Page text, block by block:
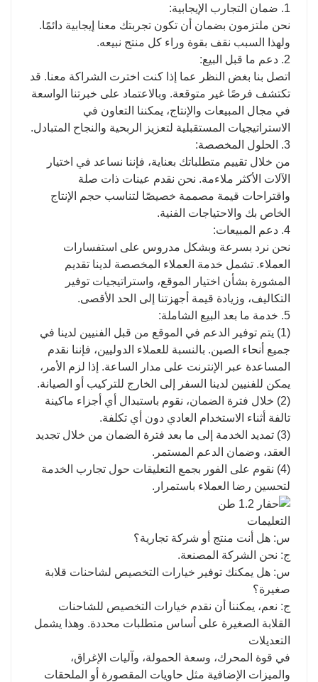
1. ضمان التجارب الإيجابية:
نحن ملتزمون بضمان أن تكون تجربتك معنا إيجابية دائمًا.
ولهذا السبب نقف بقوة وراء كل منتج نبيعه.
2. دعم ما قبل البيع:
اتصل بنا بغض النظر عما إذا كنت اخترت الشراكة معنا. قد
تكتشف فرصًا غير متوقعة. وبالاعتماد على خبرتنا الواسعة
في مجال المبيعات والإنتاج، يمكننا التعاون في
الاستراتيجيات المستقبلية لتعزيز الربحية والنجاح المتبادل.
3. الحلول المخصصة:
من خلال تقييم متطلباتك بعناية، فإننا نساعد في اختيار
الآلات الأكثر ملاءمة. نحن نقدم عينات ذات صلة
واقتراحات قيمة مصممة خصيصًا لتناسب حجم الإنتاج
الخاص بك والاحتياجات الفنية.
4. دعم المبيعات:
نحن نرد بسرعة وبشكل مدروس على استفسارات
العملاء. تشمل خدمة العملاء المخصصة لدينا تقديم
المشورة بشأن اختيار الموقع، واستراتيجيات توفير
التكاليف، وزيادة قيمة أجهزتنا إلى الحد الأقصى.
5. خدمة ما بعد البيع الشاملة:
(1) يتم توفير الدعم في الموقع من قبل الفنيين لدينا في
جميع أنحاء الصين. بالنسبة للعملاء الدوليين، فإننا نقدم
المساعدة عبر الإنترنت على مدار الساعة. إذا لزم الأمر،
يمكن للفنيين لدينا السفر إلى الخارج للتركيب أو الصيانة.
(2) خلال فترة الضمان، نقوم باستبدال أي أجزاء ماكينة
تالفة أثناء الاستخدام العادي دون أي تكلفة.
(3) تمديد الخدمة إلى ما بعد فترة الضمان من خلال تجديد
العقد، وضمان الدعم المستمر.
(4) نقوم على الفور بجمع التعليقات حول تجارب الخدمة
لتحسين رضا العملاء باستمرار.
التعليمات
س: هل أنت منتج أو شركة تجارية؟
ج: نحن الشركة المصنعة.
س: هل يمكنك توفير خيارات التخصيص لشاحنات قلابة
صغيرة؟
ج: نعم، يمكننا أن نقدم خيارات التخصيص للشاحنات
القلابة الصغيرة على أساس متطلبات محددة. وهذا يشمل
التعديلات
في قوة المحرك، وسعة الحمولة، وآليات الإغراق،
والميزات الإضافية مثل حاويات المقصورة أو الملحقات